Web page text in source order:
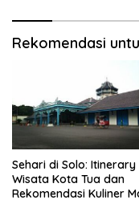
Rekomendasi
Sehari di Solo: Itinerary
Wisata Kota Tua dan
Rekomendasi Kuliner